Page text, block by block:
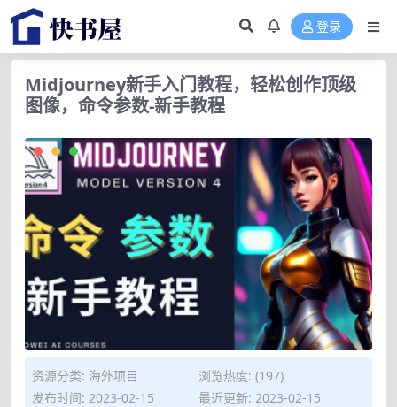
登录
Midjourney新手入门教程，轻松创作顶级
图像，命令参数-新手教程
资源分类: 海外项目
浏览热度: (197)
发布时间: 2023-02-15
最近更新: 2023-02-15